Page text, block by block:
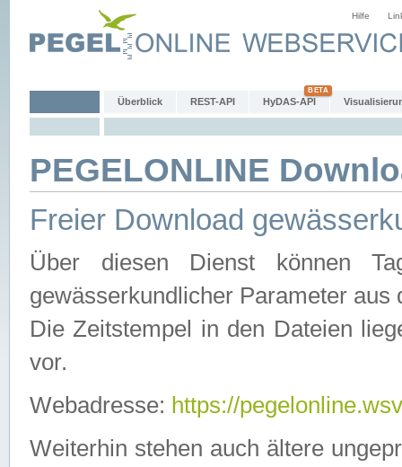
Hilfe
Überblick REST-API HyDAS-API
PEGELONLINE
Freier Download
Über diesen Dienst können
gewässerkundlicher Parameter aus
Die Zeitstempel in den Dateien
vor.
Webadresse: https://
Weiterhin stehen auch ältere